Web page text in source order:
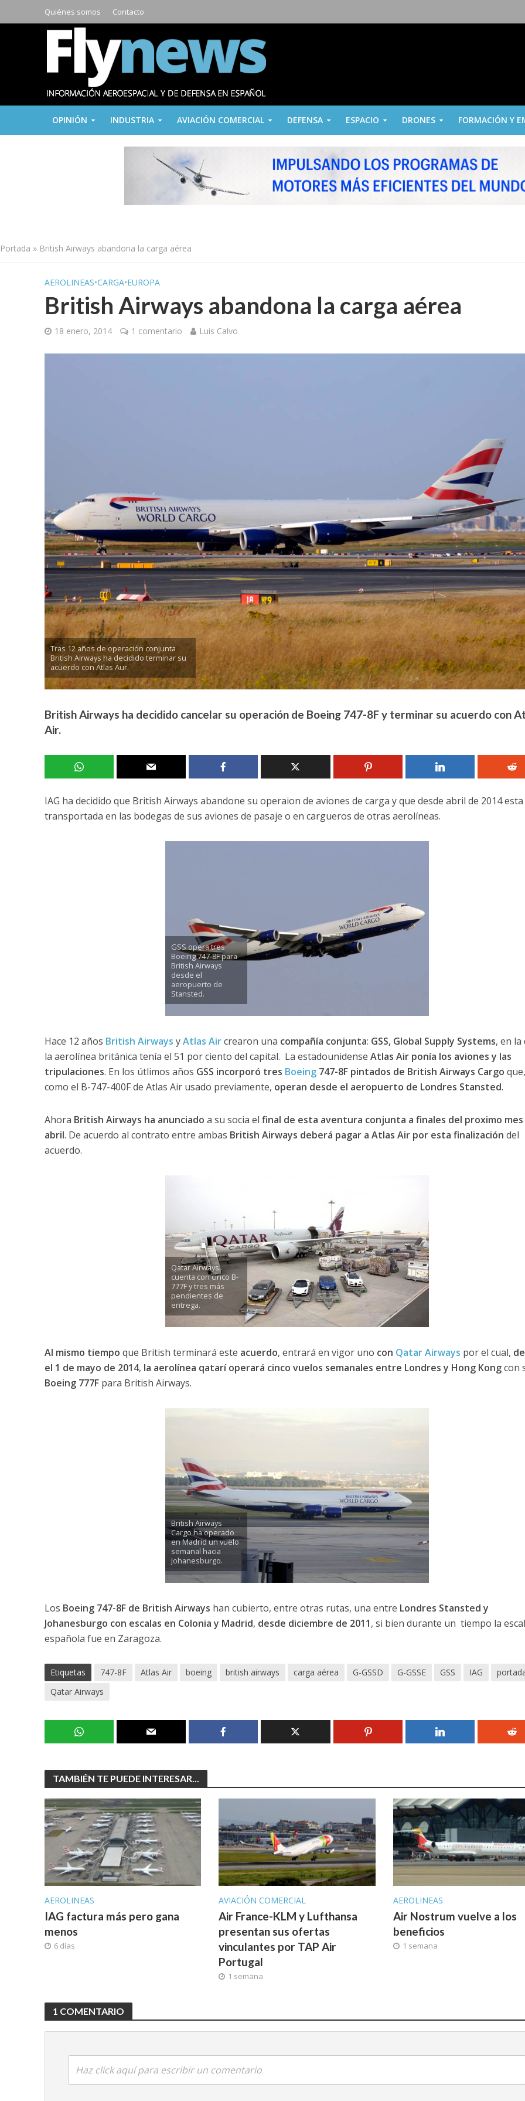
Quiénes somos Contacto
OPINIÓN INDUSTRIA AVIACIÓN COMERCIAL DEFENSA ESPACIO DRONES FORMACIÓN Y
Portada » British Airways abandona la carga aérea
AEROLINEAS•CARGA•EUROPA
British Airways abandona la carga aérea
18 enero, 2014 1 comentario Luis Calvo
Tras 12 años de operación conjunta
British Airways ha decidido terminar su
acuerdo con Atlas Aur.
British Airways ha decidido cancelar su operación de Boeing 747-8F y terminar su acuerdo con
Air.
IAG ha decidido que British Airways abandone su operaion de aviones de carga y que desde abril de 2014 esta
transportada en las bodegas de sus aviones de pasaje o en cargueros de otras aerolíneas.
GSS opera tres
Boeing 747-8F para
British Airways
desde el
aeropuerto de
Stansted.
Hace 12 años British Airways yAtlas Aircrearon una compañía conjunta: GSS, Global Supply Systems, en la
la aerolínea británica tenía el 51 por ciento del capital. La estadounidense Atlas Air ponía los aviones y las
tripulaciones. En los útlimos años GSS incorporó tres Boeing747-8F pintados de British Airways Cargo que,
como el B-747-400F de Atlas Air usado previamente, operan desde el aeropuerto de Londres Stansted.
Ahora British Airways ha anunciado a su socia el final de esta aventura conjunta a finales del proximo
abril. De acuerdo al contrato entre ambas British Airways deberá pagar a Atlas Air por esta finalización del
acuerdo.
Qatar Airways
cuenta con cinco B-
777F y tres más
pendientes de
entrega.
Al mismo tiempo que British terminará este acuerdo, entrará en vigor uno con Qatar Airways por el cual,
el 1 de mayo de 2014, la aerolínea qatarí operará cinco vuelos semanales entre Londres y Hong Kongcon
Boeing 777Fpara British Airways.
British Airways
Cargo ha operado
en Madrid un vuelo
semanal hacia
Johanesburgo.
Los Boeing 747-8F de British Airways han cubierto, entre otras rutas, una entre Londres Stansted y
Johanesburgo con escalas en Colonia y Madrid, desde diciembre de 2011, si bien durante un tiempo la
española fue en Zaragoza.
Etiquetas 747-8F Atlas Air boeing british airways carga aérea G-GSSD G-GSSE GSS IAG
Qatar Airways
TAMBIÉN TE PUEDE INTERESAR...
AEROLINEAS
IAG factura más pero gana
menos
6 días
AVIACIÓN COMERCIAL
Air France-KLM y Lufthansa
presentan sus ofertas
vinculantes por TAP Air
Portugal
1 semana
AEROLINEAS
Air Nostrum vuelve a los
beneficios
1 semana
1 COMENTARIO
Haz click aquí para escribir un comentario